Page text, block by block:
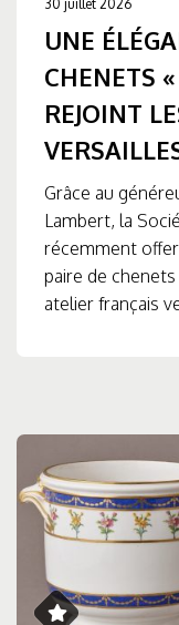
30 juillet 2026
UNE
CHENETS
REJOINT
Grâce au
Lambert, la
récemment
paire de
atelier français